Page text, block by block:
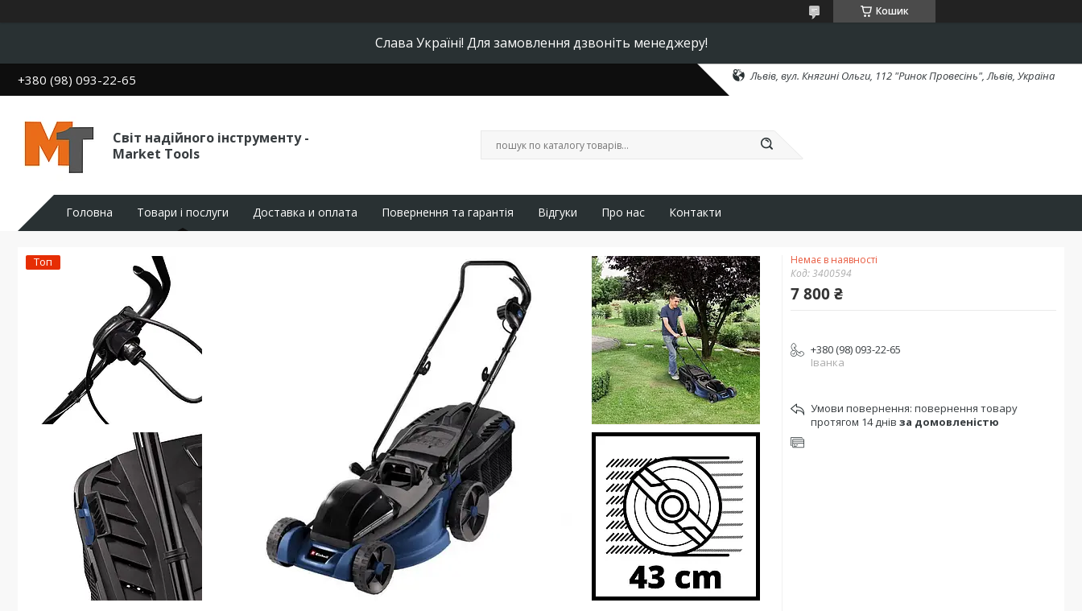
Кошик
Слава Україні! Для замовлення дзвоніть менеджеру!
+380 (98) 093-22-65 Львів, вул. Княгині Ольги, 112 "Ринок Провесінь", Львів, Україна
Світ надійного інструменту -
Market Tools
Головна Товари і послуги Доставка и оплата Повернення та гарантія Відгуки Про нас Контакти
Топ
Немає в наявності
Код:3400594
7 800 ₴
+380 (98) 093-22-65
Іванка
повернення товару
протягом 14 днів за домовленістю